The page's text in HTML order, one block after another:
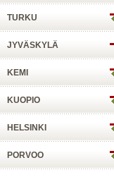
TURKU
JYVÄSKYLÄ
KEMI
KUOPIO
HELSINKI
PORVOO